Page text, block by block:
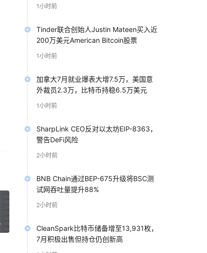
1小时前
Tinder联合创始人Justin Mateen买入近
200万美元American Bitcoin股票
1小时前
加拿大7月就业爆表大增7.5万，美国意
外裁员2.3万，比特币持稳6.5万美元
1小时前
SharpLink CEO反对以太坊EIP-8363，
警告DeFi风险
2小时前
BNB Chain通过BEP-675升级将BSC测
试网吞吐量提升88%
2小时前
CleanSpark比特币储备增至13,931枚，
7月积极出售但持仓仍创新高